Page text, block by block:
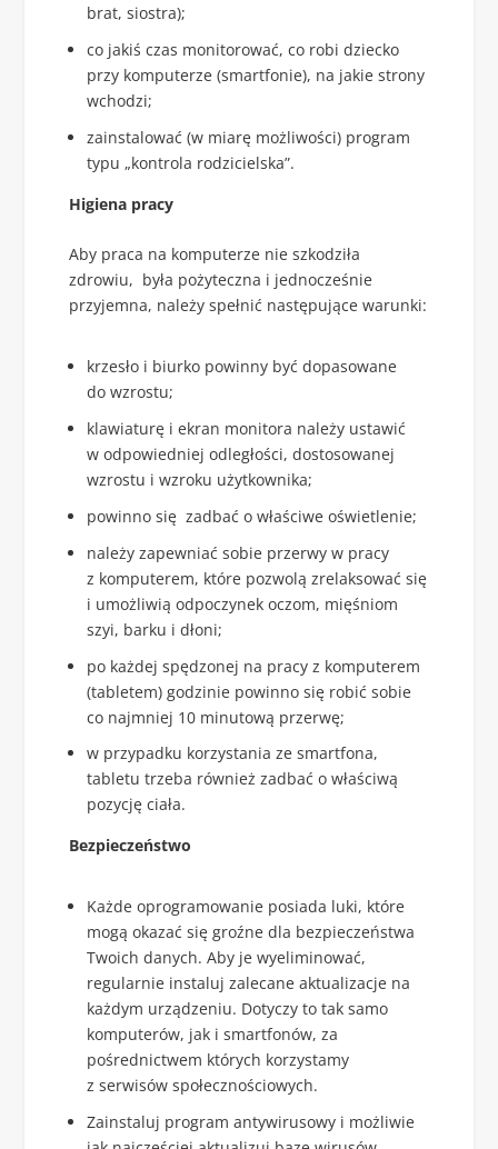
brat, siostra);
co jakiś czas monitorować, co robi dziecko
przy komputerze (smartfonie), na jakie strony
wchodzi;
zainstalować (w miarę możliwości) program
typu „kontrola rodzicielska”.
Higiena pracy
Aby praca na komputerze nie szkodziła
zdrowiu, była pożyteczna i jednocześnie
przyjemna, należy spełnić następujące warunki:
krzesło i biurko powinny być dopasowane
do wzrostu;
klawiaturę i ekran monitora należy ustawić
w odpowiedniej odległości, dostosowanej
wzrostu i wzroku użytkownika;
powinno się zadbać o właściwe oświetlenie;
należy zapewniać sobie przerwy w pracy
z komputerem, które pozwolą zrelaksować się
i umożliwią odpoczynek oczom, mięśniom
szyi, barku i dłoni;
po każdej spędzonej na pracy z komputerem
(tabletem) godzinie powinno się robić sobie
co najmniej 10 minutową przerwę;
w przypadku korzystania ze smartfona,
tabletu trzeba również zadbać o właściwą
pozycję ciała.
Bezpieczeństwo
Każde oprogramowanie posiada luki, które
mogą okazać się groźne dla bezpieczeństwa
Twoich danych. Aby je wyeliminować,
regularnie instaluj zalecane aktualizacje na
każdym urządzeniu. Dotyczy to tak samo
komputerów, jak i smartfonów, za
pośrednictwem których korzystamy
z serwisów społecznościowych.
Zainstaluj program antywirusowy i możliwie